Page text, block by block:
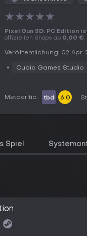
★★★★★
Pixel Gun 3D: PC Edition
offiziellen Shops ab 0,00 €.
Veröffentlichung: 02 Apr.
Cubic Games Studio
Metacritic: tbd 6.0
Spiel